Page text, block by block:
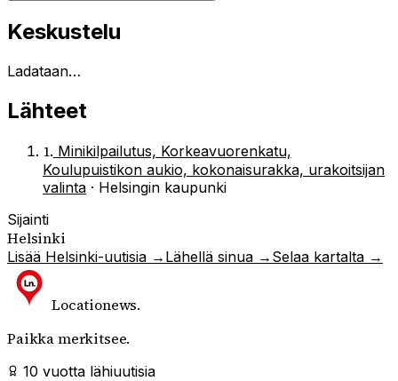
Keskustelu
Ladataan…
Lähteet
1. Minikilpailutus, Korkeavuorenkatu,
Koulupuistikon aukio, kokonaisurakka, urakoitsijan
valinta · Helsingin kaupunki
Sijainti
Helsinki
Lisää Helsinki-uutisia → Lähellä sinua → Selaa kartalta →
Locationews.
Paikka merkitsee.
10 vuotta lähiuutisia